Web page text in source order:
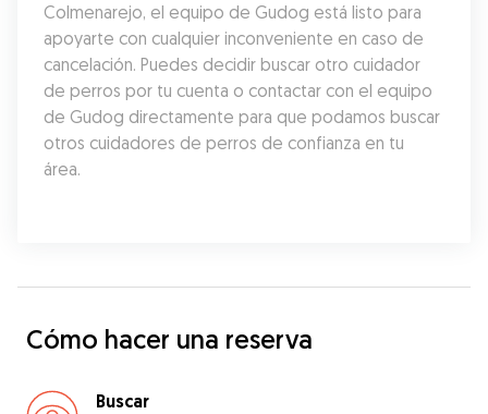
Colmenarejo, el equipo de Gudog está listo para
apoyarte con cualquier inconveniente en caso de
cancelación. Puedes decidir buscar otro cuidador
de perros por tu cuenta o contactar con el equipo
de Gudog directamente para que podamos buscar
otros cuidadores de perros de confianza en tu
área.
Cómo hacer una reserva
Buscar